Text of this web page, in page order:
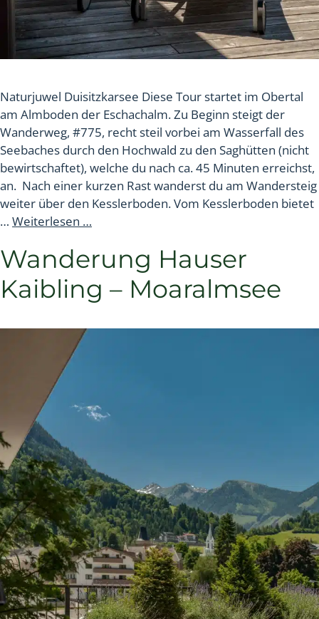
Naturjuwel Duisitzkarsee Diese Tour startet im Obertal
am Almboden der Eschachalm. Zu Beginn steigt der
Wanderweg, #775, recht steil vorbei am Wasserfall des
Seebaches durch den Hochwald zu den Saghütten (nicht
bewirtschaftet), welche du nach ca. 45 Minuten erreichst,
an. Nach einer kurzen Rast wanderst du am Wandersteig
weiter über den Kesslerboden. Vom Kesslerboden bietet
… Weiterlesen …
Wanderung Hauser
Kaibling – Moaralmsee